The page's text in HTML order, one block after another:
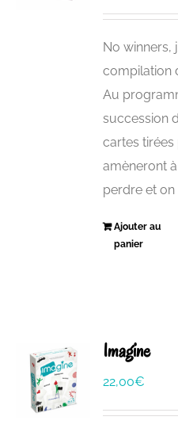
No winners,
compilation
Au
succession
cartes
amèneront
perdre et on
Ajouter au
panier
Imagine
22,00€